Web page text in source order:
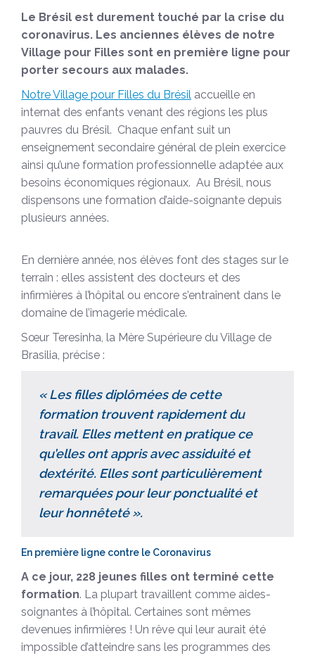
Le Brésil est durement touché par la crise du
coronavirus. Les anciennes élèves de notre
Village pour Filles sont en première ligne pour
porter secours aux malades.
Notre Village pour Filles du Brésil accueille en
internat des enfants venant des régions les plus
pauvres du Brésil. Chaque enfant suit un
enseignement secondaire général de plein exercice
ainsi qu’une formation professionnelle adaptée aux
besoins économiques régionaux. Au Brésil, nous
dispensons une formation d’aide-soignante depuis
plusieurs années.
En dernière année, nos élèves font des stages sur le
terrain : elles assistent des docteurs et des
infirmières à l’hôpital ou encore s’entraînent dans le
domaine de l’imagerie médicale.
Sœur Teresinha, la Mère Supérieure du Village de
Brasilia, précise :
« Les filles diplômées de cette
formation trouvent rapidement du
travail. Elles mettent en pratique ce
qu’elles ont appris avec assiduité et
dextérité. Elles sont particulièrement
remarquées pour leur ponctualité et
leur honnêteté ».
En première ligne contre le Coronavirus
A ce jour, 228 jeunes filles ont terminé cette
formation. La plupart travaillent comme aides-
soignantes à l’hôpital. Certaines sont mêmes
devenues infirmières ! Un rêve qui leur aurait été
impossible d’atteindre sans les programmes des